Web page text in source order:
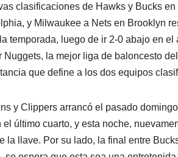
clasificaciones de Hawks y Bucks
y Milwaukee a Nets en Brooklyn
temporada, luego de ir 2-0 abajo en
Nuggets, la mejor liga de baloncesto
que define a los dos equipos
y Clippers arrancó el pasado
último cuarto, y esta noche,
la llave. Por su lado, la final entre